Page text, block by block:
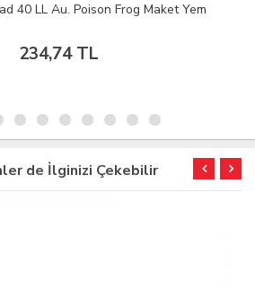
40 LL Au. Poison Frog Maket Yem
234,74 TL
de İlginizi Çekebilir